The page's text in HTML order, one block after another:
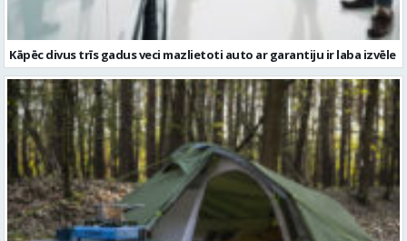
Kāpēc divus trīs gadus veci mazlietoti auto ar garantiju ir laba izvēle